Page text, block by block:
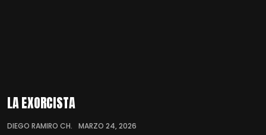
LA EXORCISTA
DIEGO RAMIRO CH. MARZO 24, 2026